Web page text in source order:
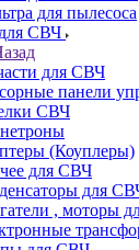
для пылесоса
СВЧ
для СВЧ
панели
СВЧ
(Коуплеры)
для СВЧ
для
, моторы